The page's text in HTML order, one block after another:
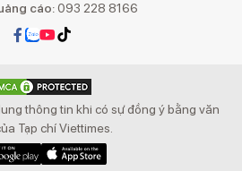
cáo:093 228 8166
thông tin khi có sự đồng ý bằng văn
Tạp chí Viettimes.